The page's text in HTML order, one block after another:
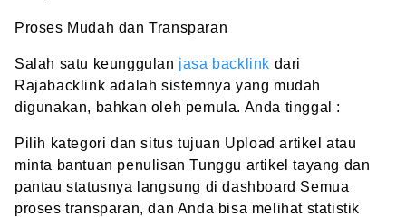
Proses Mudah dan Transparan
Salah satu keunggulan jasa backlink dari
Rajabacklink adalah sistemnya yang mudah
digunakan, bahkan oleh pemula. Anda tinggal :
Pilih kategori dan situs tujuan Upload artikel atau
minta bantuan penulisan Tunggu artikel tayang dan
pantau statusnya langsung di dashboard Semua
proses transparan, dan Anda bisa melihat statistik